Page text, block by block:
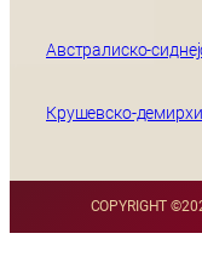
Австралиско-
Крушевско-
COPYRIGHT ©